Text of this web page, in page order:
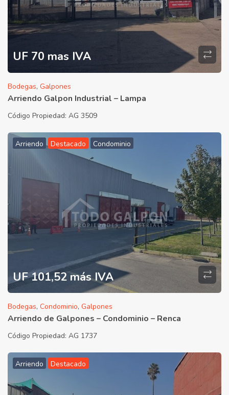
UF 70 mas IVA
Bodegas, Galpones
Arriendo Galpon Industrial – Lampa
Código Propiedad: AG 3509
Arriendo Destacado Condominio
UF 101,52 más IVA
Bodegas, Condominio, Galpones
Arriendo de Galpones – Condominio – Renca
Código Propiedad: AG 1737
Arriendo Destacado